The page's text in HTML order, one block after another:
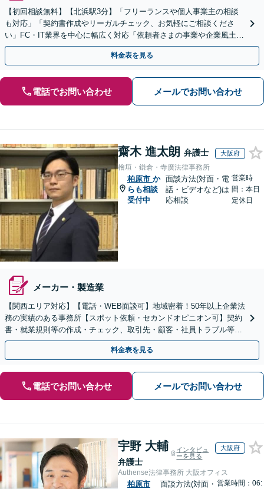
【初回相談無料】【北浜駅3分】「フリーランスや個人事業主の相談
も対応」「契約書作成やリーガルチェック、お気軽にご相談くださ
い」FC・IT業界を中心に幅広く対応「依頼者さまの事業や企業風土を
熟知し、最適な解決策をご提案」【休日・夜間相談可】
料金表を見る
電話でお問い合わせ メールでお問い合わせ
齋木 進太朗 弁護士 大阪府
檜垣・鎌倉・寺廣法律事務所
柏原市 か
らも相談
受付中
面談方法(対面・電
話・ビデオなど)は
応相談
営業時
間：本日
定休日
メーカー・製造業
【関西エリア対応】【電話・WEB面談可】地域密着！50年以上企業法
務の実績のある事務所【スポット依頼・セカンドオピニオン可】契約
書・就業規則等の作成・チェック、取引先・顧客・社員トラブル等、
お気軽にご相談ください【事前予約で休日・夜間対応】
料金表を見る
電話でお問い合わせ メールでお問い合わせ
宇野 大輔
弁護士
インタビュ
ーを見る
大阪府
Authense法律事務所 大阪オフィス
柏原市
面談方法(対面・ 営業時間：06: